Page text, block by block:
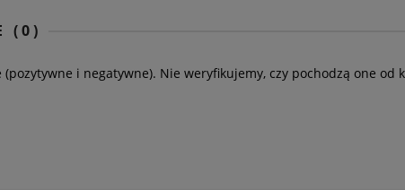
(0)
i negatywne). Nie weryfikujemy, czy pochodzą one od